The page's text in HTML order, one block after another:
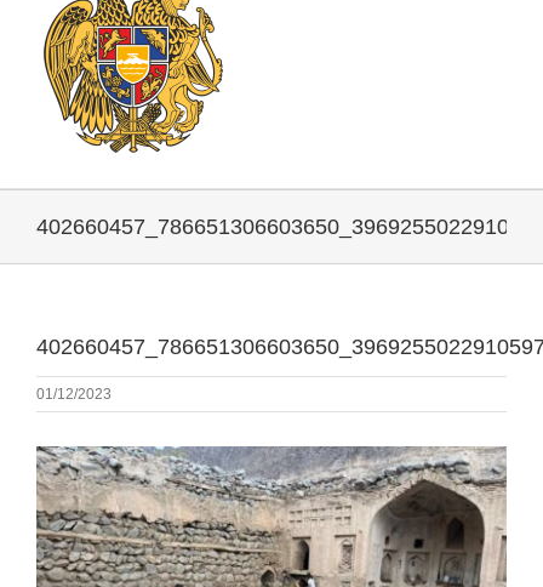
01/12/2023